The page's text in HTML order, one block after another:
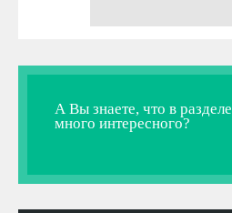
А Вы знаете, что в разделе
много интересного?